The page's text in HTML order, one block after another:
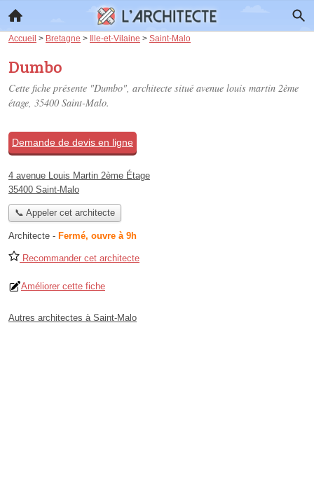
Accueil > Bretagne > Ille-et-Vilaine > Saint-Malo
Dumbo
Cette fiche présente "Dumbo", architecte situé avenue louis martin 2ème
étage, 35400 Saint-Malo.
Demande de devis en ligne
4 avenue Louis Martin 2ème Étage
35400 Saint-Malo
📞 Appeler cet architecte
Architecte - Fermé, ouvre à 9h
Recommander cet architecte
Améliorer cette fiche
Autres architectes à Saint-Malo